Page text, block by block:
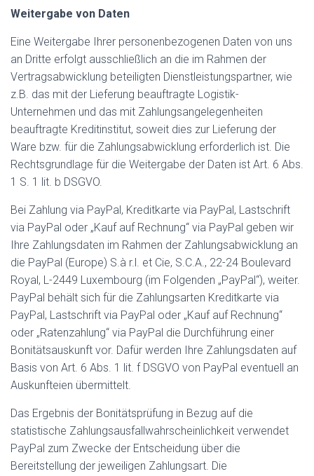
Weitergabe von Daten
Eine Weitergabe Ihrer personenbezogenen Daten von uns
an Dritte erfolgt ausschließlich an die im Rahmen der
Vertragsabwicklung beteiligten Dienstleistungspartner, wie
z.B. das mit der Lieferung beauftragte Logistik-
Unternehmen und das mit Zahlungsangelegenheiten
beauftragte Kreditinstitut, soweit dies zur Lieferung der
Ware bzw. für die Zahlungsabwicklung erforderlich ist. Die
Rechtsgrundlage für die Weitergabe der Daten ist Art. 6 Abs.
1 S. 1 lit. b DSGVO.
Bei Zahlung via PayPal, Kreditkarte via PayPal, Lastschrift
via PayPal oder „Kauf auf Rechnung“ via PayPal geben wir
Ihre Zahlungsdaten im Rahmen der Zahlungsabwicklung an
die PayPal (Europe) S.à r.l. et Cie, S.C.A., 22-24 Boulevard
Royal, L-2449 Luxembourg (im Folgenden „PayPal“), weiter.
PayPal behält sich für die Zahlungsarten Kreditkarte via
PayPal, Lastschrift via PayPal oder „Kauf auf Rechnung“
oder „Ratenzahlung“ via PayPal die Durchführung einer
Bonitätsauskunft vor. Dafür werden Ihre Zahlungsdaten auf
Basis von Art. 6 Abs. 1 lit. f DSGVO von PayPal eventuell an
Auskunfteien übermittelt.
Das Ergebnis der Bonitätsprüfung in Bezug auf die
statistische Zahlungsausfallwahrscheinlichkeit verwendet
PayPal zum Zwecke der Entscheidung über die
Bereitstellung der jeweiligen Zahlungsart. Die